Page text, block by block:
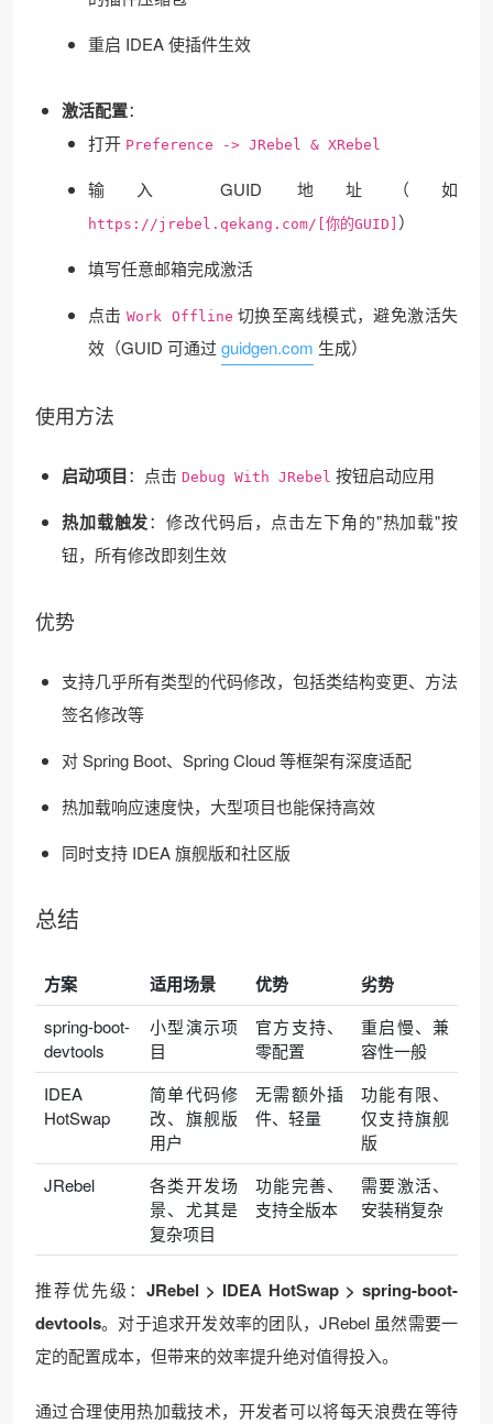
重启 IDEA 使插件生效
激活配置：
打开 Preference -> JRebel & XRebel
输入 GUID 地址（如
https://jrebel.qekang.com/[你的GUID] ）
填写任意邮箱完成激活
点击Work Offline 切换至离线模式，避免激活失
效（GUID 可通过 guidgen.com 生成）
使用方法
启动项目：点击 Debug With JRebel 按钮启动应用
热加载触发：修改代码后，点击左下角的"热加载"按
钮，所有修改即刻生效
优势
支持几乎所有类型的代码修改，包括类结构变更、方法
签名修改等
对 Spring Boot、Spring Cloud 等框架有深度适配
热加载响应速度快，大型项目也能保持高效
同时支持 IDEA 旗舰版和社区版
总结
方案 适用场景 优势 劣势
spring-boot-
devtools
小型演示项
目
官方支持、
零配置
重启慢、兼
容性一般
IDEA
HotSwap
简单代码修
改、旗舰版
用户
无需额外插
件、轻量
功能有限、
仅支持旗舰
版
JRebel
各类开发场
景、尤其是
复杂项目
功能完善、
支持全版本
需要激活、
安装稍复杂
推荐优先级：JRebel > IDEA HotSwap > spring-boot-
devtools。对于追求开发效率的团队，JRebel 虽然需要一
定的配置成本，但带来的效率提升绝对值得投入。
通过合理使用热加载技术，开发者可以将每天浪费在等待